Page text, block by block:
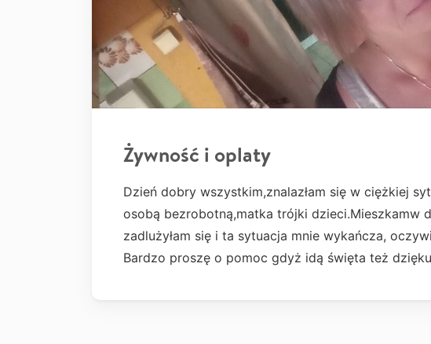
Żywność i oplaty
Dzień dobry wszystkim,znalazłam się w ciężkiej
osobą bezrobotną,matka trójki dzieci.Mieszkamw
zadlużyłam się i ta sytuacja mnie wykańcza,
Bardzo proszę o pomoc gdyż idą święta też